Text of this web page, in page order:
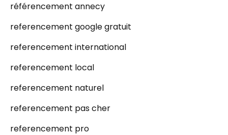
référencement annecy
referencement google gratuit
referencement international
referencement local
referencement naturel
referencement pas cher
referencement pro